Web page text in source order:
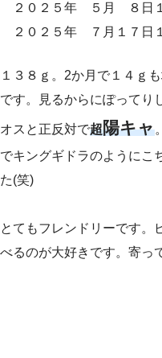
２０２５年 ５月 ８日１
２０２５年 ７月１７日
１３８ｇ。2か月で１４ｇ
です。見るからにぽってり
オスと正反対で超陽キャ
でキングギドラのようにこ
た(笑)
とてもフレンドリーです。
べるのが大好きです。寄っ